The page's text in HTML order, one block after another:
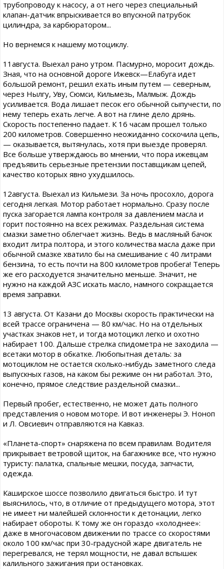
трубопроводу к насосу, а от него через специальный
клапан-датчик впрыскивается во впускной патрубок
цилиндра, за карбюратором...
Но вернемся к нашему мотоциклу.
11августа. Выехал рано утром. Пасмурно, моросит дождь.
Зная, что на основной дороге Ижевск—Елабуга идет
большой ремонт, решил ехать иным путем — северным,
через Нылгу, Уву, Сюмси, Кильмезь, Малмыж. Дождь
усиливается. Вода лишает песок его обычной сыпучести, по
нему теперь ехать легче. А вот на глине дело дрянь.
Скорость постепенно падает. К 16 часам прошел только
200 километров. Совершенно неожиданно соскочила цепь,
— оказывается, вытянулась, хотя при выезде проверял.
Все больше утверждаюсь во мнении, что пора ижевцам
предъявить серьезные претензии поставщикам цепей,
качество которых явно ухудшилось.
12августа. Выехал из Кильмези. За ночь просохло, дорога
сегодня легкая. Мотор работает нормально. Сразу после
пуска загорается лампа контроля за давлением масла и
горит постоянно на всех режимах. Раздельная система
смазки заметно облегчает жизнь. Ведь в масляный бачок
входит литра полтора, и этого количества масла даже при
обычной смазке хватило бы на смешивание с 40 литрами
бензина, то есть почти на 800 километров пробега! Теперь
же его расходуется значительно меньше. Значит, не
нужно на каждой АЗС искать масло, намного сокращается
время заправки.
13 августа. От Казани до Москвы скорость практически на
всей трассе ограничена — 80 км/час. Но на отдельных
участках знаков нет, и тогда мотоцикл легко и охотно
набирает 100. Дальше стрелка спидометра не заходила —
всетаки мотор в обкатке. Любопытная деталь: за
мотоциклом не остается сколько-нибудь заметного следа
выпускных газов, на каком бы режиме он ни работал. Это,
конечно, прямое следствие раздельной смазки...
Первый пробег, естественно, не может дать полного
представления о новом моторе. И вот инженеры Э. Ноноп
и Л. Овсиевич отправляются на Кавказ.
«Планета-спорт» снаряжена по всем правилам. Водителя
прикрывает ветровой щиток, на багажнике все, что нужно
туристу: палатка, спальные мешки, посуда, запчасти,
одежда.
Каширское шоссе позволило двигаться быстро. И тут
выяснилось, что, в отличие от предыдущего мотора, этот
не имеет ни малейшей склонности к детонации, легко
набирает обороты. К тому же он гораздо «холоднее»:
даже в многочасовом движении по трассе со скоростями
около 100 км/час при 30-градусной жаре двигатель не
перегревался, не терял мощности, не давал вспышек
калильного зажигания при остановках.